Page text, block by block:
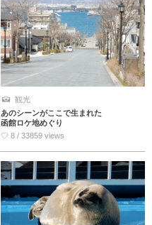
観光
あのシーンがここで生まれた
函館ロケ地めぐり
♡ 8 / 33859 views